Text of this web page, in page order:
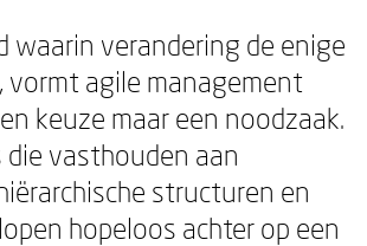
waarin verandering de enige
vormt agile management
keuze maar een noodzaak.
vasthouden aan
structuren en
hopeloos achter op een